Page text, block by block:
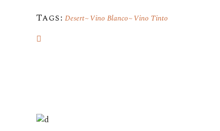
Tags: Desert Vino Blanco Vino Tinto